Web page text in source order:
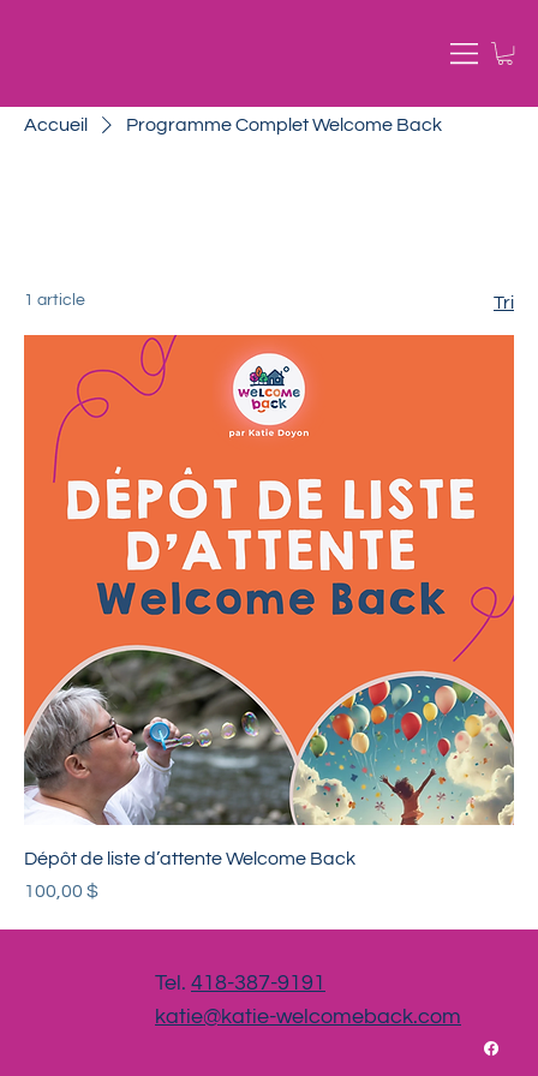
Accueil Programme Complet Welcome Back
1 article Tri
Dépôt de liste d’attente Welcome Back
Prix
100,00 $
Tel. 418-387-9191
katie@katie-welcomeback.com